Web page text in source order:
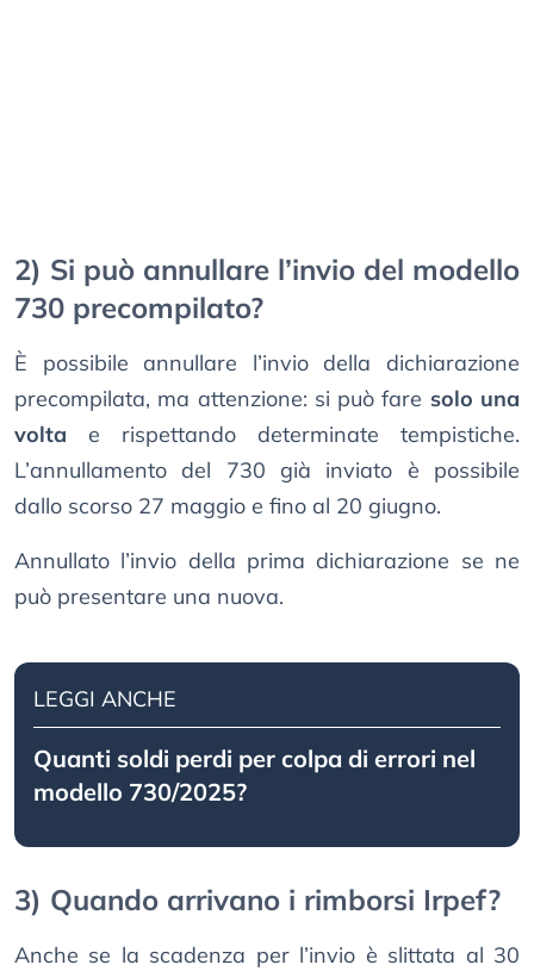
2) Si può annullare l’invio del modello
730 precompilato?
È possibile annullare l’invio della dichiarazione
precompilata, ma attenzione: si può fare solo una
volta e rispettando determinate tempistiche.
L’annullamento del 730 già inviato è possibile
dallo scorso 27 maggio e fino al 20 giugno.
Annullato l’invio della prima dichiarazione se ne
può presentare una nuova.
LEGGI ANCHE
Quanti soldi perdi per colpa di errori nel
modello 730/2025?
3) Quando arrivano i rimborsi Irpef?
Anche se la scadenza per l’invio è slittata al 30